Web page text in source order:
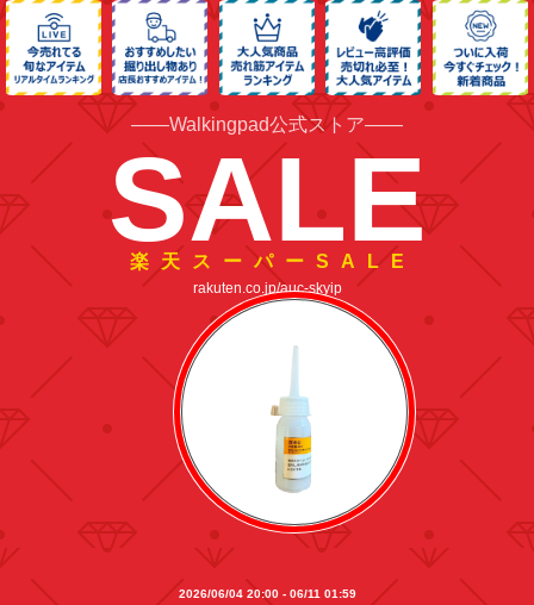
2026/06/04 20:00 - 06/11 01:59